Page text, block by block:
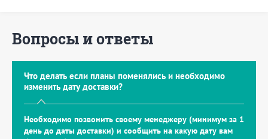
Вопросы и ответы
Что делать если планы поменялись и необходимо
изменить дату доставки?
Необходимо позвонить своему менеджеру (минимум за 1
день до даты доставки) и сообщить на какую дату вам